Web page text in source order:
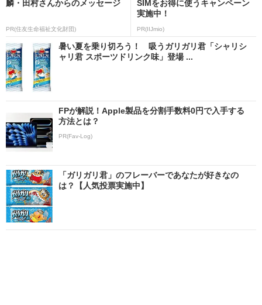
麟・田村さんからのメッセージ
PR(住友生命福祉文化財団)
SIMをお得に使うキャンペーン
実施中！
PR(IIJmio)
暑い夏を乗り切ろう！ 吸うガリガリ君「シャリシ
ャリ君 スポーツドリンク味」登場 ...
FPが解説！Apple製品を分割手数料0円で入手する
方法とは？
PR(Fav-Log)
「ガリガリ君」のフレーバーであなたが好きなの
は？【人気投票実施中】